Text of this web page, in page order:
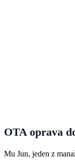
OTA oprava
Mu Jun, jeden z